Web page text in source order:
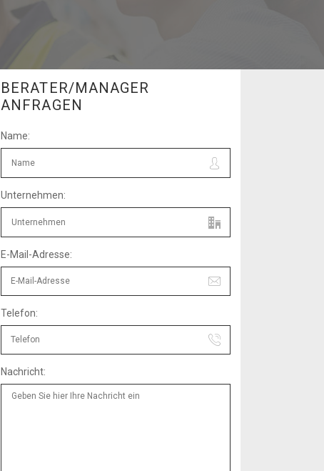
BERATER/MANAGER
ANFRAGEN
Name:
Unternehmen:
E-Mail-Adresse:
Telefon:
Nachricht: